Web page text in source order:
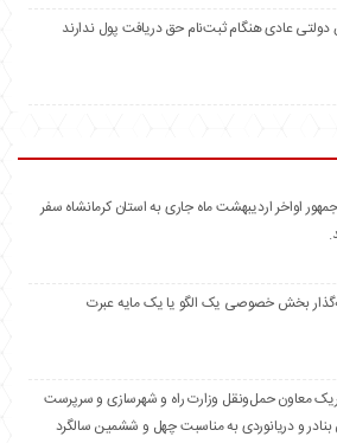
عادی هنگام ثبت‌نام حق دریافت پول ندارند
اواخر اردیبهشت ماه جاری به استان کرمانشاه سفر
بخش خصوصی یک الگو یا یک مایه عبرت
معاون حمل‌ونقل وزارت راه و شهرسازی و سرپرست
بنادر و دریانوردی به مناسبت چهل و ششمین سالگرد